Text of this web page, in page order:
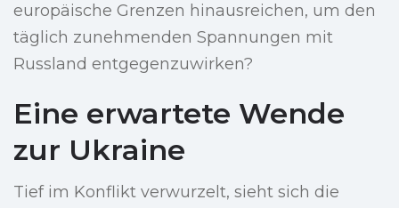
europäische Grenzen hinausreichen, um den
täglich zunehmenden Spannungen mit
Russland entgegenzuwirken?
Eine erwartete Wende
zur Ukraine
Tief im Konflikt verwurzelt, sieht sich die